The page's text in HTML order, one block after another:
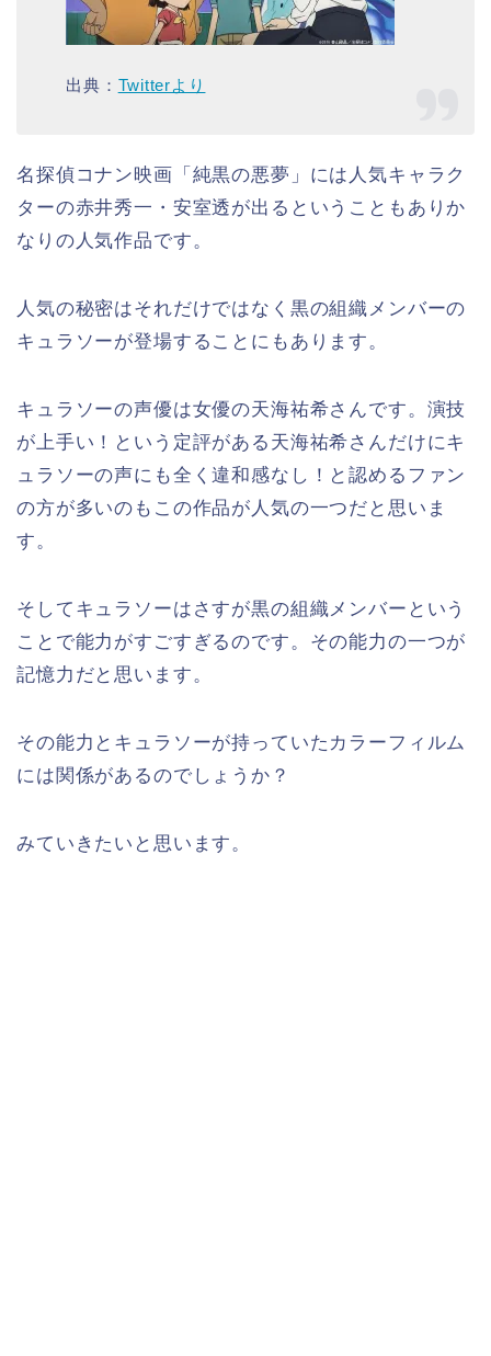
出典： Twitterより
名探偵コナン映画「純黒の悪夢」には人気キャラク
ターの赤井秀一・安室透が出るということもありか
なりの人気作品です。
人気の秘密はそれだけではなく黒の組織メンバーの
キュラソーが登場することにもあります。
キュラソーの声優は女優の天海祐希さんです。演技
が上手い！という定評がある天海祐希さんだけにキ
ュラソーの声にも全く違和感なし！と認めるファン
の方が多いのもこの作品が人気の一つだと思いま
す。
そしてキュラソーはさすが黒の組織メンバーという
ことで能力がすごすぎるのです。その能力の一つが
記憶力だと思います。
その能力とキュラソーが持っていたカラーフィルム
には関係があるのでしょうか？
みていきたいと思います。